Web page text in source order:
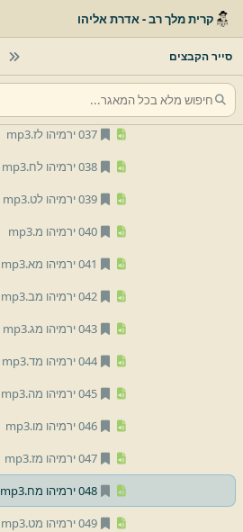
קרית מלך רב - אדרת אליהו
סייר הקבצים
034 ירמיהו לד.
mp3
036 ירמיהו לו.
037 ירמיהו לז.
mp3
038 ירמיהו לח.
mp3
039 ירמיהו לט.
mp3
040 ירמיהו מ.
mp3
041 ירמיהו מא.
mp3
042 ירמיהו מב.
mp3
043 ירמיהו מג.
mp3
044 ירמיהו מד.
mp3
045 ירמיהו מה.
mp3
046 ירמיהו מו.
mp3
047 ירמיהו מז.
mp3
048 ירמיהו מח.
mp3
049 ירמיהו מט.
mp3